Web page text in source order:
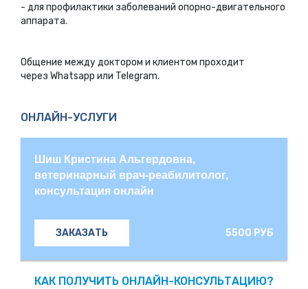
- для профилактики заболеваний опорно-двигательного
аппарата.
Общение между доктором и клиентом проходит
через Whatsapp или Telegram.
ОНЛАЙН-УСЛУГИ
Шиш Кристина Альгердовна,
ветеринарный врач-реабилитолог,
консультация онлайн
ЗАКАЗАТЬ 5500 РУБ
КАК ПОЛУЧИТЬ ОНЛАЙН-КОНСУЛЬТАЦИЮ?